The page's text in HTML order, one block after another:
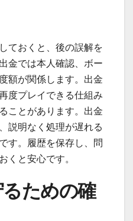
ておくと、後の誤解を
金では本人確認、ボー
額が関係します。出金
度プレイできる仕組み
ことがあります。出金
説明なく処理が遅れる
す。履歴を保存し、問
くと安心です。
ための確